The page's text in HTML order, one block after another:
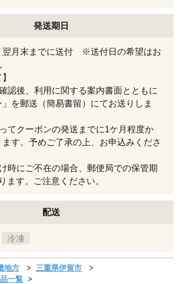
発送期日
翌月末までに送付 ※送付日の希望はお
認後、利用に関する案内書面とともに
」を郵送（簡易書留）にてお送りしま
てクーポンの発送までに1ケ月程度か
す。予めご了承の上、お申込みくださ
時にご不在の場合、郵便局での保管期
ます。ご注意ください。
配送
冷凍
地方
三重県伊賀市
一覧